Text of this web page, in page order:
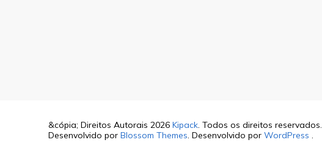
&cópia; Direitos Autorais 2026 Kipack. Todos os direitos reservados.
Desenvolvido por Blossom Themes. Desenvolvido por WordPress .